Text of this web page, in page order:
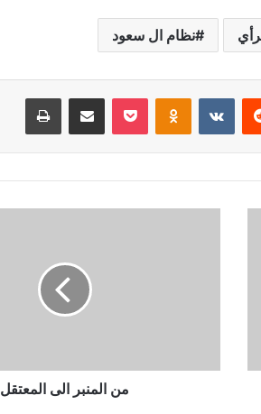
نظام ال سعود
Odnoklassniki
بوكيت مشاركة عبر البريد طباعة
من المنبر الى المعتقل